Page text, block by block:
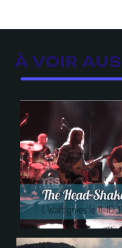
À VOIR